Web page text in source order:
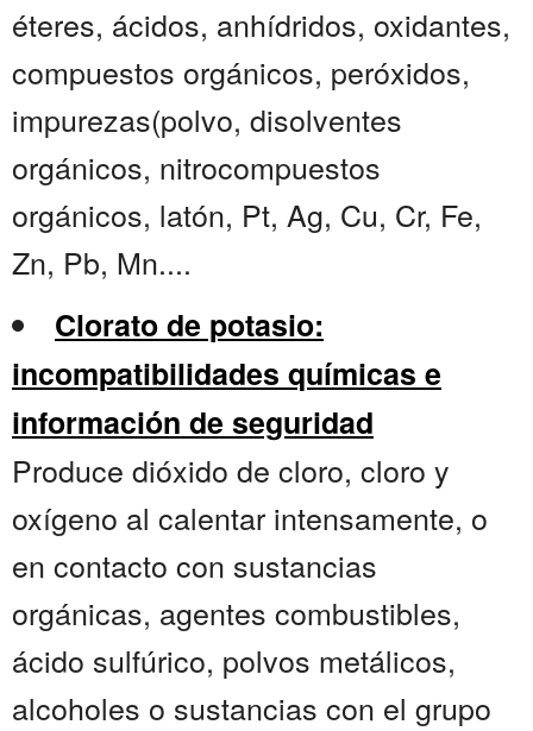
éteres, ácidos, anhídridos, oxidantes,
compuestos orgánicos, peróxidos,
impurezas(polvo, disolventes
orgánicos, nitrocompuestos
orgánicos, latón, Pt, Ag, Cu, Cr, Fe,
Zn, Pb, Mn....
Clorato de potasio:
incompatibilidades químicas e
información de seguridad
Produce dióxido de cloro, cloro y
oxígeno al calentar intensamente, o
en contacto con sustancias
orgánicas, agentes combustibles,
ácido sulfúrico, polvos metálicos,
alcoholes o sustancias con el grupo